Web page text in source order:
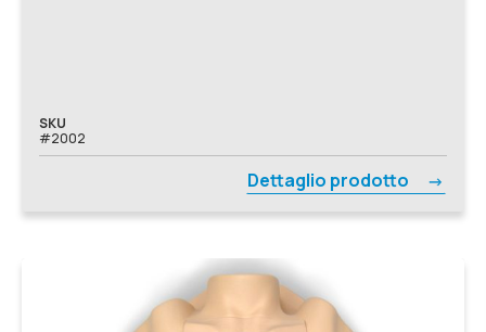
SKU
#2002
Dettaglio prodotto